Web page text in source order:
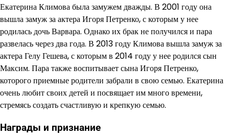
Екатерина Климова была замужем дважды. В 2001 году она
вышла замуж за актера Игоря Петренко, с которым у нее
родилась дочь Варвара. Однако их брак не получился и пара
развелась через два года. В 2013 году Климова вышла замуж за
актера Гелу Гешева, с которым в 2014 году у нее родился сын
Максим. Пара также воспитывает сына Игоря Петренко,
которого приемные родители забрали в свою семью. Екатерина
очень любит своих детей и посвящает им много времени,
стремясь создать счастливую и крепкую семью.
Награды и признание